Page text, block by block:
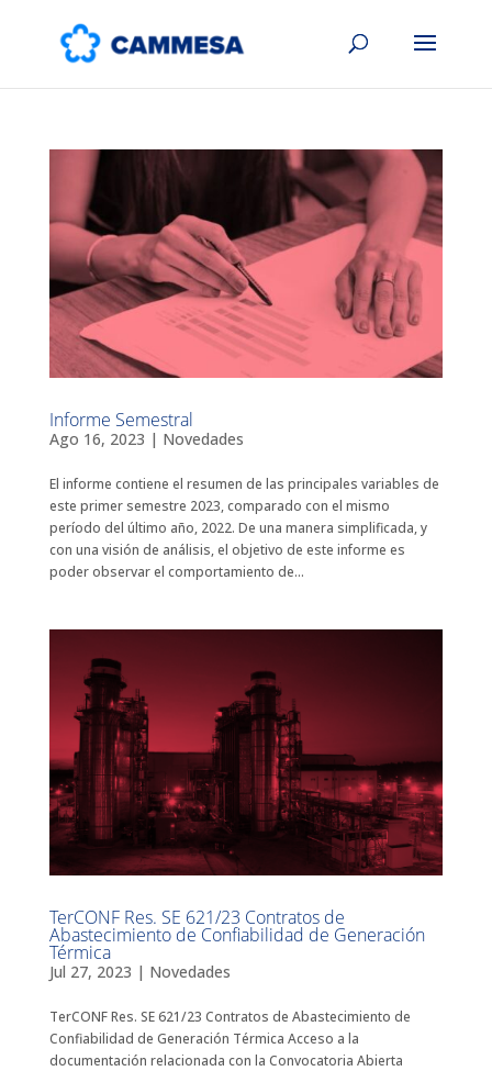
Informe Semestral
Ago 16, 2023 | Novedades
El informe contiene el resumen de las principales variables de
este primer semestre 2023, comparado con el mismo
período del último año, 2022. De una manera simplificada, y
con una visión de análisis, el objetivo de este informe es
poder observar el comportamiento de...
TerCONF Res. SE 621/23 Contratos de
Abastecimiento de Confiabilidad de Generación
Térmica
Jul 27, 2023 | Novedades
TerCONF Res. SE 621/23 Contratos de Abastecimiento de
Confiabilidad de Generación Térmica Acceso a la
documentación relacionada con la Convocatoria Abierta